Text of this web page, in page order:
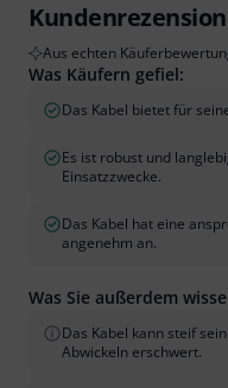
Aus echten
Was Käufern gefiel:
Das Kabel bietet für
Es ist robust und
Einsatzzwecke.
Das Kabel hat eine
angenehm an.
Was Sie außerdem
Das Kabel kann steif
Abwickeln erschwert.